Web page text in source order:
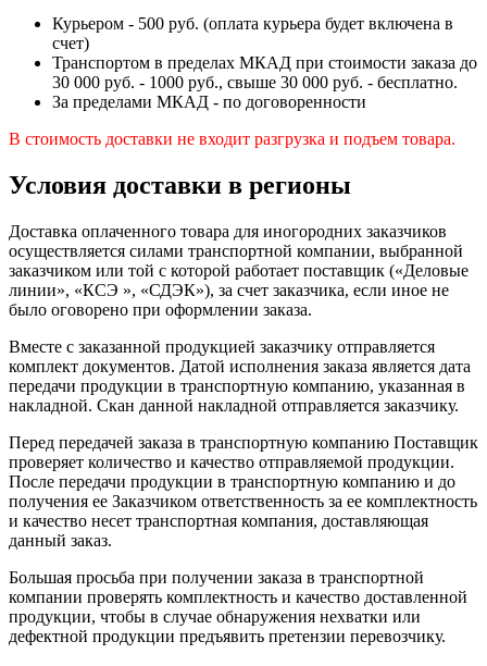
Курьером - 500 руб. (оплата курьера будет включена в
счет)
Транспортом в пределах МКАД при стоимости заказа до
30 000 руб. - 1000 руб., свыше 30 000 руб. - бесплатно.
За пределами МКАД - по договоренности
В стоимость доставки не входит разгрузка и подъем товара.
Условия доставки в регионы
Доставка оплаченного товара для иногородних заказчиков
осуществляется силами транспортной компании, выбранной
заказчиком или той с которой работает поставщик («Деловые
линии», «КСЭ », «СДЭК»), за счет заказчика, если иное не
было оговорено при оформлении заказа.
Вместе с заказанной продукцией заказчику отправляется
комплект документов. Датой исполнения заказа является дата
передачи продукции в транспортную компанию, указанная в
накладной. Скан данной накладной отправляется заказчику.
Перед передачей заказа в транспортную компанию Поставщик
проверяет количество и качество отправляемой продукции.
После передачи продукции в транспортную компанию и до
получения ее Заказчиком ответственность за ее комплектность
и качество несет транспортная компания, доставляющая
данный заказ.
Большая просьба при получении заказа в транспортной
компании проверять комплектность и качество доставленной
продукции, чтобы в случае обнаружения нехватки или
дефектной продукции предъявить претензии перевозчику.